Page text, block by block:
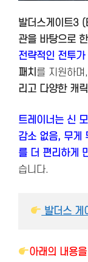
발더스게이트3
관을 바탕으로
전략적인 전투가
패치 를 지원하며,
리고 다양한 캐
트레이너는 신
감소 없음, 무게
를 더 편리하게
습니다.
발더스 게
아래의 내용